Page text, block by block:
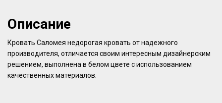
Описание
Кровать Саломея недорогая кровать от надежного
производителя, отличается своим интересным дизайнерским
решением, выполнена в белом цвете с использованием
качественных материалов.